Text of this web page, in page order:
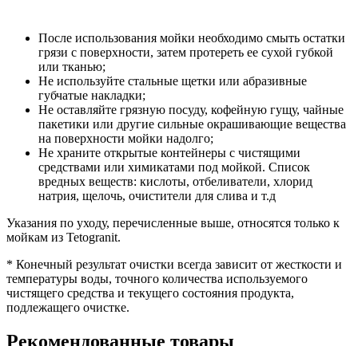
После использования мойки необходимо смыть остатки
грязи с поверхности, затем протереть ее сухой губкой
или тканью;
Не используйте стальные щетки или абразивные
губчатые накладки;
Не оставляйте грязную посуду, кофейную гущу, чайные
пакетики или другие сильные окрашивающие вещества
на поверхности мойки надолго;
Не храните открытые контейнеры с чистящими
средствами или химикатами под мойкой. Список
вредных веществ: кислоты, отбеливатели, хлорид
натрия, щелочь, очистители для слива и т.д
Указания по уходу, перечисленные выше, относятся только к
мойкам из Tetogranit.
* Конечный результат очистки всегда зависит от жесткости и
температуры воды, точного количества используемого
чистящего средства и текущего состояния продукта,
подлежащего очистке.
Рекомендованные товары